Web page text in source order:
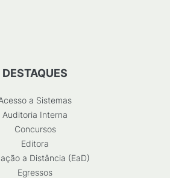
DESTAQUES
a Sistemas
Auditoria Interna
Concursos
Editora
a Distância (EaD)
Egressos